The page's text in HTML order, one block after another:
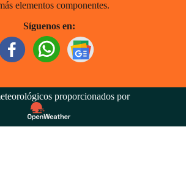
elementos componentes.
Síguenos en:
proporcionados por